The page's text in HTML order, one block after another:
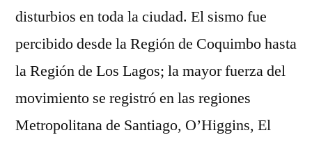
disturbios en toda la ciudad. El sismo fue
percibido desde la Región de Coquimbo hasta
la Región de Los Lagos; la mayor fuerza del
movimiento se registró en las regiones
Metropolitana de Santiago, O’Higgins, El